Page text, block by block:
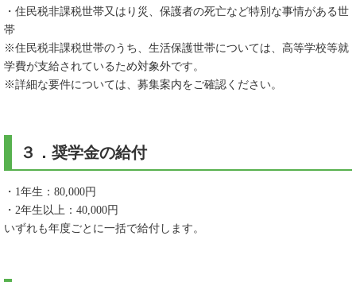
・住民税非課税世帯又はり災、保護者の死亡など特別な事情がある世
帯
※住民税非課税世帯のうち、生活保護世帯については、高等学校等就
学費が支給されているため対象外です。
※詳細な要件については、募集案内をご確認ください。​
３．奨学金の給付
・1年生：80,000円
・2年生以上：40,000円
いずれも年度ごとに一括で給付します。